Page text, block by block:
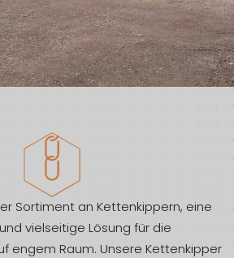
Sortiment an Kettenkippern, eine
vielseitige Lösung für die
engem Raum. Unsere Kettenkipper